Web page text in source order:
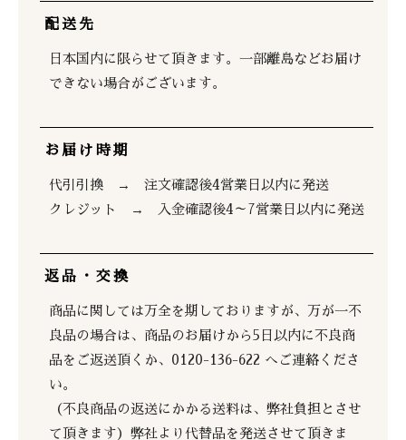
配送先
日本国内に限らせて頂きます。一部離島などお届け
できない場合がございます。
お届け時期
代引引換 → 注文確認後4営業日以内に発送
クレジット → 入金確認後4～7営業日以内に発送
返品・交換
商品に関しては万全を期しておりますが、万が一不
良品の場合は、商品のお届けから5日以内に不良商
品をご返送頂くか、0120-136-622 へご連絡くださ
い。
（不良商品の返送にかかる送料は、弊社負担とさせ
て頂きます）弊社より代替品を発送させて頂きま